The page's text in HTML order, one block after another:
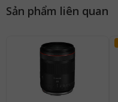
Sản phẩm liên quan